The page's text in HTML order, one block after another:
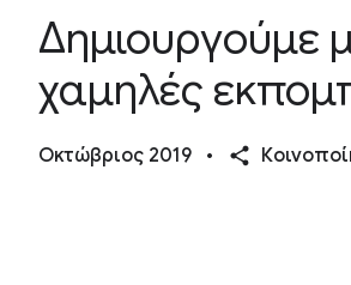
Δημιουργούμε
χαμηλές
Οκτώβριος 2019 •